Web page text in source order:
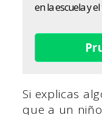
en la escuela y
Si explicas
que a un